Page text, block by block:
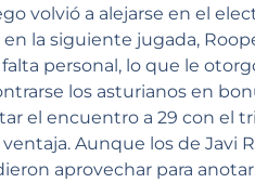
volvió a alejarse en el
la siguiente jugada,
personal, lo que le
los asturianos en
el encuentro a 29 con el
Aunque los de Javi
aprovechar para